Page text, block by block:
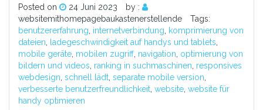
Posted on 24 Juni 2023
by :
websitemithomepagebaukastenerstellende
Tags:
benutzererfahrung internetverbindung
komprimierung von
dateien
ladegeschwindigkeit auf handys und tablets
mobile geräte mobilen zugriff, navigation optimierung von
bildern und videos ranking in suchmaschinen responsives
webdesign schnell lädt separate mobile version
verbesserte benutzerfreundlichkeit website website für
handy optimieren